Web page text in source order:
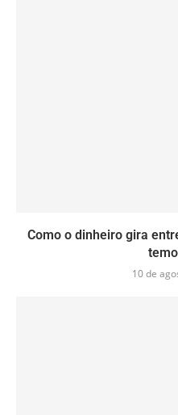
Como o dinheiro gira
10 de